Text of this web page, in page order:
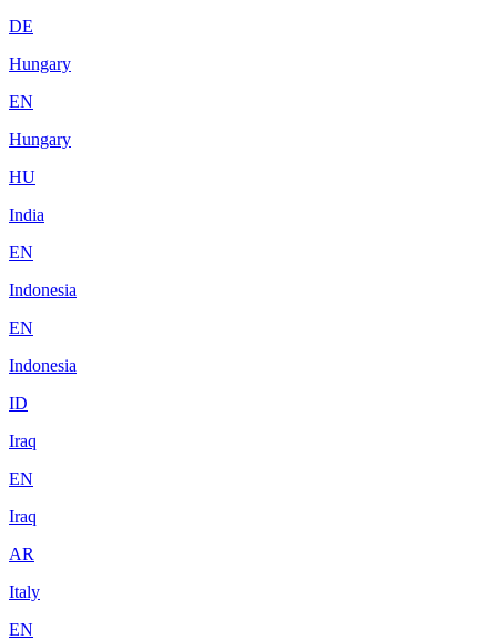
DE
Hungary
EN
Hungary
HU
India
EN
Indonesia
EN
Indonesia
ID
Iraq
EN
Iraq
AR
Italy
EN